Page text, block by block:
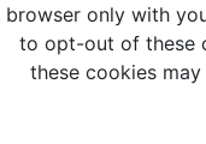
browser only with
to opt-out of these
these cookies